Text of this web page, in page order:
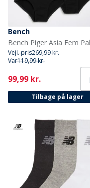
Bench
Vejl. pris269,99 kr.
Var119,99 kr.
Current
99,99 kr.
Tilbage på lager